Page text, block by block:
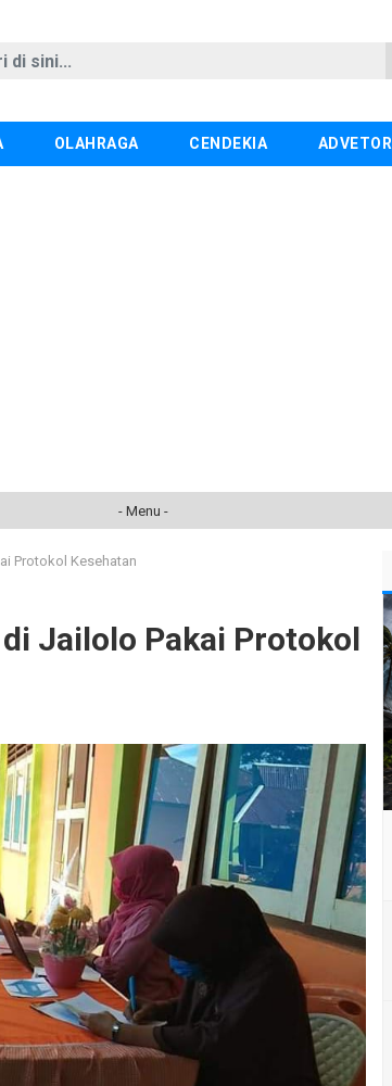
OLAHRAGA CENDEKIA
- Menu -
Protokol Kesehatan
Jailolo Pakai Protokol